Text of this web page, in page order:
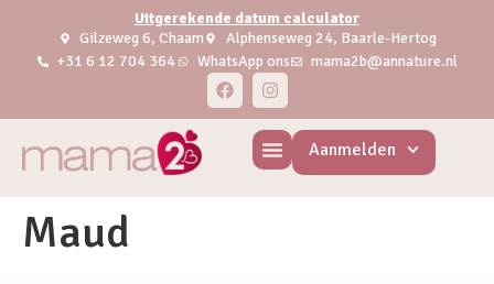
Uitgerekende datum calculator
Gilzeweg 6, Chaam
Alphenseweg 24, Baarle-Hertog
+31 6 12 704 364
WhatsApp ons mama2b@annature.nl
Aanmelden
Maud